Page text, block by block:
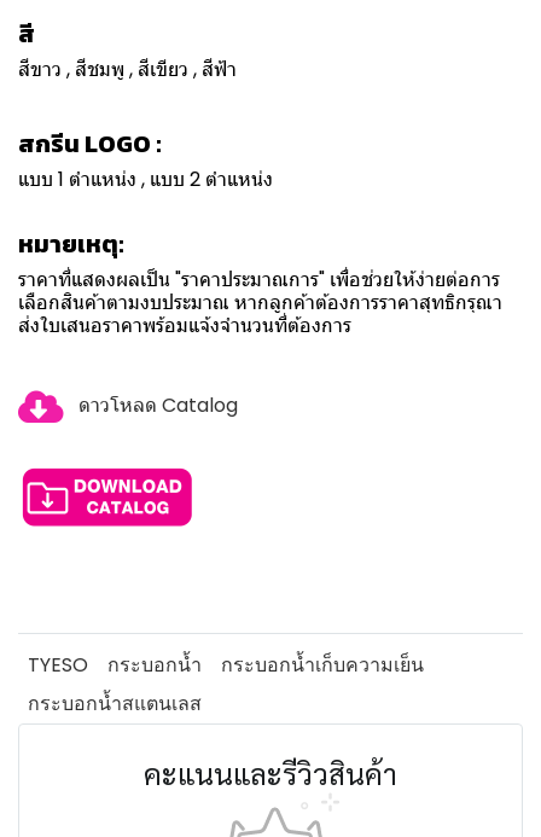
สี
สีขาว , สีชมพู , สีเขียว , สีฟ้า
สกรีน LOGO :
แบบ 1 ตำแหน่ง , แบบ 2 ตำแหน่ง
หมายเหตุ:
ราคาที่แสดงผลเป็น "ราคาประมาณการ" เพื่อช่วยให้ง่ายต่อการ
เลือกสินค้าตามงบประมาณ หากลูกค้าต้องการราคาสุทธิกรุณา
ส่งใบเสนอราคาพร้อมแจ้งจำนวนที่ต้องการ
ดาวโหลด Catalog
TYESO กระบอกน้ำ
กระบอกน้ำเก็บความเย็น
กระบอกน้ำสแตนเลส
คะแนนและรีวิวสินค้า